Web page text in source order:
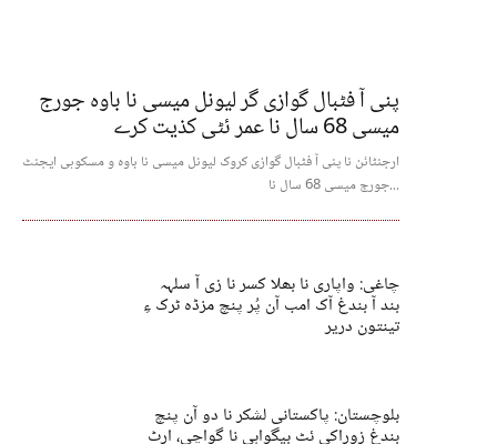
پنی آ فٹبال گوازی گر لیونل میسی نا باوہ جورج
میسی 68 سال نا عمر ئٹی کذیت کرے
ارجنٹائن نا پنی آ فٹبال گوازی کروک لیونل میسی نا باوہ و مسکوہی ایجنٹ
جورج میسی 68 سال نا...
چاغی: واپاری نا بھلا کسر نا زی آ سلہہ
بند آ بندغ آک امب آن پُر پنچ مزڈہ ٹرک ءِ
تینتون دریر
بلوچستان: پاکستانی لشکر نا دو آن پنچ
بندغ زوراکی ئٹ بیگواہی نا گواچی، ارٹ